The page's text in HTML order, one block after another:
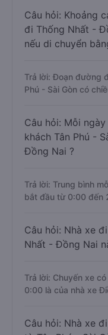
Câu hỏi: Khoảng
đi Thống Nhất -
nếu di chuyển
Trả lời: Đoạn đường
Phú - Sài Gòn có
Câu hỏi: Mỗi
khách Tân Phú -
Đồng Nai ?
Trả lời: Trung bình
bắt đầu từ 0:00 đến
Câu hỏi: Nhà xe
Nhất - Đồng Nai
Trả lời: Chuyến xe
0:00 là của nhà xe
Câu hỏi: Nhà xe